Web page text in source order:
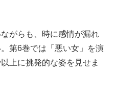
がらも、時に感情が漏れ
第6巻では「悪い女」を演
上に挑発的な姿を見せま